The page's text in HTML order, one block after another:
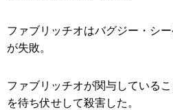
ファブリッチオはバグジー・シ
が失敗。
ファブリッチオが関与している
を待ち伏せして殺害した。